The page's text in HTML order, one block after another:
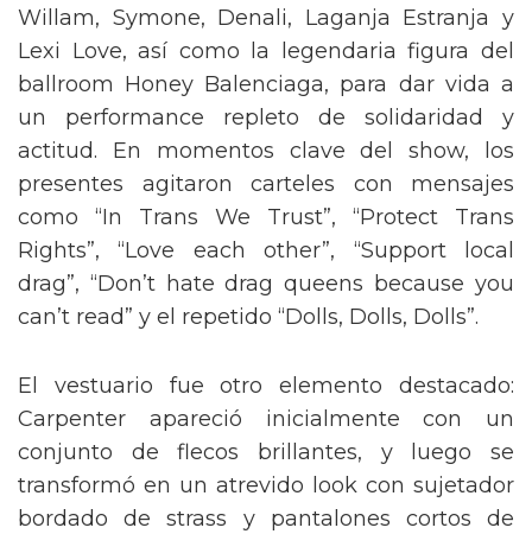
Willam, Symone, Denali, Laganja Estranja y
Lexi Love, así como la legendaria figura del
ballroom Honey Balenciaga, para dar vida a
un performance repleto de solidaridad y
actitud. En momentos clave del show, los
presentes agitaron carteles con mensajes
como “In Trans We Trust”, “Protect Trans
Rights”, “Love each other”, “Support local
drag”, “Don’t hate drag queens because you
can’t read” y el repetido “Dolls, Dolls, Dolls”.
El vestuario fue otro elemento destacado:
Carpenter apareció inicialmente con un
conjunto de flecos brillantes, y luego se
transformó en un atrevido look con sujetador
bordado de strass y pantalones cortos de